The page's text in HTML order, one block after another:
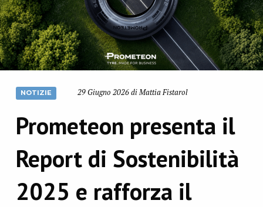
NOTIZIE 29 Giugno 2026 di Mattia Fistarol
Prometeon presenta il
Report di Sostenibilità
2025 e rafforza il